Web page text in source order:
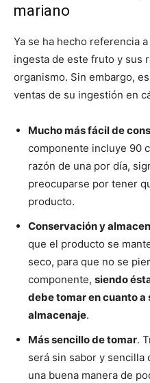
mariano
Ya se ha hecho referencia
ingesta de este fruto y sus
organismo. Sin embargo,
ventas de su ingestión en
Mucho más fácil de
componente incluye 90
razón de una por día,
preocuparse por tener
producto.
Conservación y
que el producto se
seco, para que no se
componente, siendo
debe tomar en cuanto a
almacenaje.
Más sencillo de tomar.
será sin sabor y sencilla
una buena manera de